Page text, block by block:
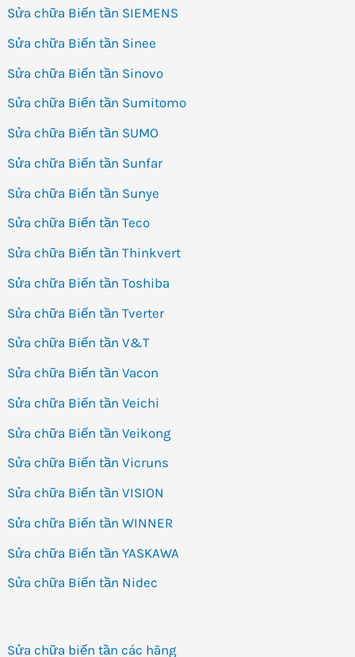
Sửa chữa Biến tần SIEMENS
Sửa chữa Biến tần Sinee
Sửa chữa Biến tần Sinovo
Sửa chữa Biến tần Sumitomo
Sửa chữa Biến tần SUMO
Sửa chữa Biến tần Sunfar
Sửa chữa Biến tần Sunye
Sửa chữa Biến tần Teco
Sửa chữa Biến tần Thinkvert
Sửa chữa Biến tần Toshiba
Sửa chữa Biến tần Tverter
Sửa chữa Biến tần V&T
Sửa chữa Biến tần Vacon
Sửa chữa Biến tần Veichi
Sửa chữa Biến tần Veikong
Sửa chữa Biến tần Vicruns
Sửa chữa Biến tần VISION
Sửa chữa Biến tần WINNER
Sửa chữa Biến tần YASKAWA
Sửa chữa Biến tần Nidec
Sửa chữa biến tần các hãng